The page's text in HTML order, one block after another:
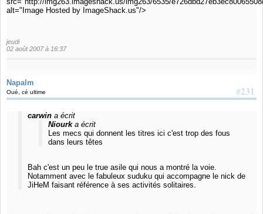
alt="Image Hosted by ImageShack.us"/>
jeudi
02 août 2007 à 16:37
Napalm
#231
Oué, cé ultime
carwina écrit
Niourka écrit
Les mecs qui donnent les titres ici c'est trop des fous
dans leurs têtes
Bah c'est un peu le true asile qui nous a montré la voie.
Notamment avec le fabuleux suduku qui accompagne le nick de
JiHeM faisant référence à ses activités solitaires.